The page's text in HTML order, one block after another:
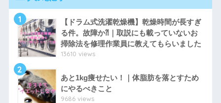
1
【ドラム式洗濯乾燥機】乾燥時間が長すぎ
る件。故障か⁈｜取説にも載っていないお
掃除法を修理作業員に教えてもらいました
13610 views
2
あと1kg痩せたい！｜体脂肪を落とすため
にやるべきこと
9686 views